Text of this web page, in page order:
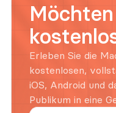
Erleben Sie die
kostenlosen,
iOS, Android und
Publikum in eine